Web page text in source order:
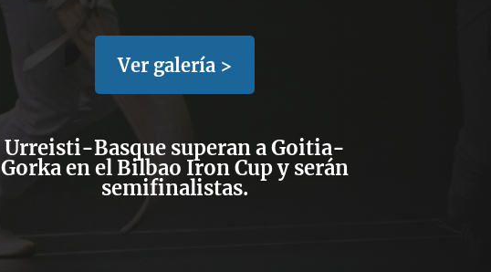
Ver galería >
Urreisti-Basque superan a Goitia-
Gorka en el Bilbao Iron Cup y serán
semifinalistas.